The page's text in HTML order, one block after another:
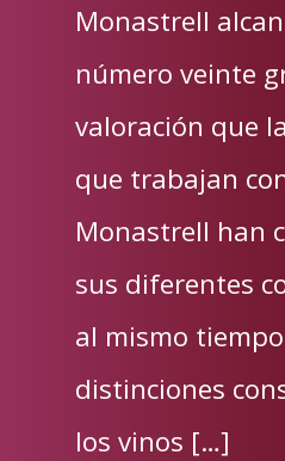
Monastrell
número veinte
valoración que
que trabajan
Monastrell han
sus diferentes
al mismo
distinciones
los vinos […]